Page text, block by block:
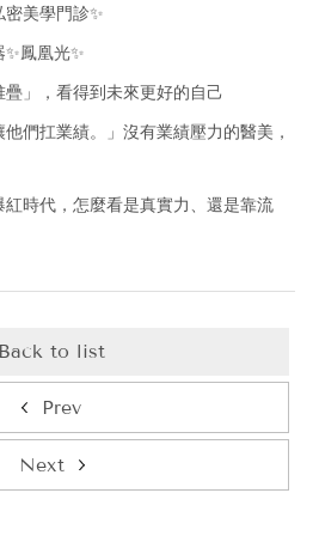
美學門診✨
鳳凰光✨
」，看得到未來更好的自己
們扛業績。」沒有業績壓力的醫美，
時代，怎麼看是真實力、還是靠流